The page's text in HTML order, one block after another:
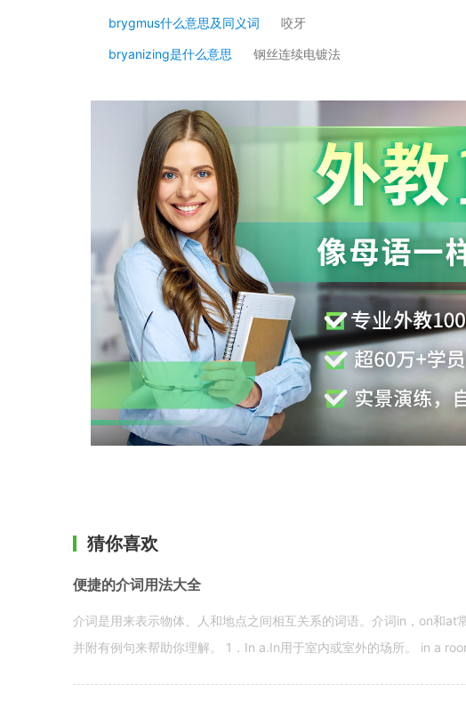
brygmus什么意思及同义词 咬牙
bryanizing是什么意思 钢丝连续电镀法
猜你喜欢
便捷的介词用法大全
介词是用来表示物体、人和地点之间相互关系的词语。介词in，on和at
并附有例句来帮助你理解。 1．In a.In用于室内或室外的场所。 in a